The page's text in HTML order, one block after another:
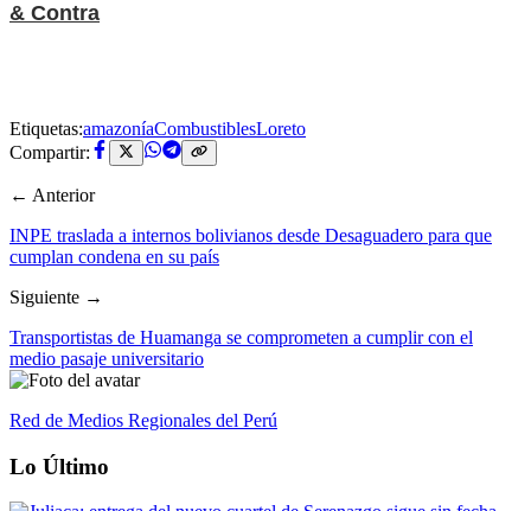
& Contra
Etiquetas:amazoníaCombustiblesLoreto
Compartir:
← Anterior
INPE traslada a internos bolivianos desde Desaguadero para que
cumplan condena en su país
Siguiente →
Transportistas de Huamanga se comprometen a cumplir con el
medio pasaje universitario
Red de Medios Regionales del Perú
Lo Último